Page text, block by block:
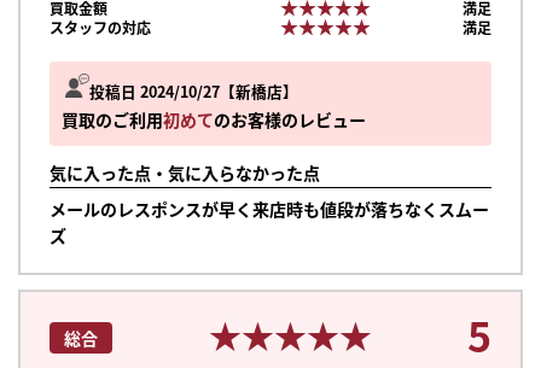
投稿日 2024/10/27 新橋店
買取のご利用初めてのお客様のレビュー
気に入った点・気に入らなかった点
メールのレスポンスが早く来店時も値段が落ちなくスムー
ズ
買取金額
★★★★★
★★★★★
満足
スタッフの対応
★★★★★
★★★★★ 満足
総合 ★★★★★
★★★★★ 5